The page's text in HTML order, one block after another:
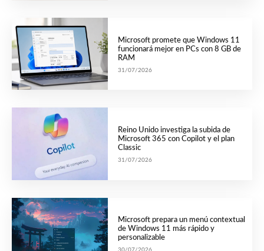
Microsoft promete que Windows 11
funcionará mejor en PCs con 8 GB de
RAM
31/07/2026
Reino Unido investiga la subida de
Microsoft 365 con Copilot y el plan
Classic
31/07/2026
Microsoft prepara un menú contextual
de Windows 11 más rápido y
personalizable